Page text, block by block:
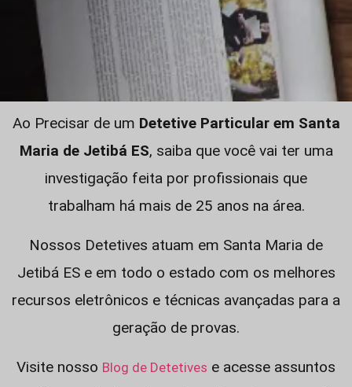
Ao Precisar de um Detetive Particular em Santa
Maria de Jetibá ES, saiba que você vai ter uma
investigação feita por profissionais que
trabalham há mais de 25 anos na área.
Nossos Detetives atuam em Santa Maria de
Jetibá ES e em todo o estado com os melhores
recursos eletrônicos e técnicas avançadas para a
geração de provas.
Visite nosso Blog de Detetives e acesse assuntos